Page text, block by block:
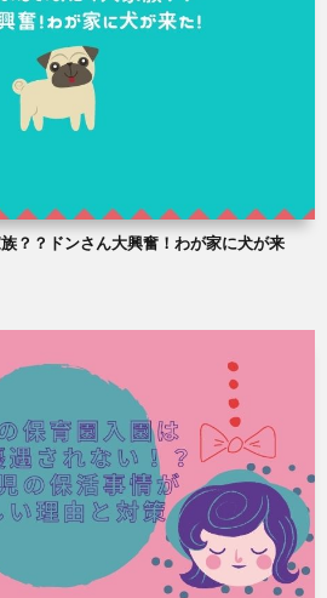
？？ドンさん大興奮！わが家に犬が来